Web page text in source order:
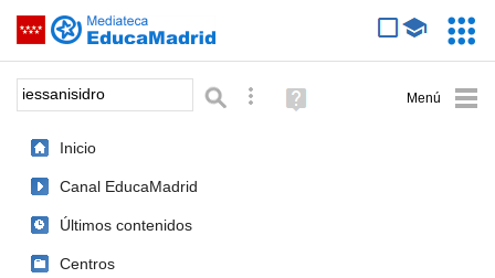
Saltar navegación
Palabra o frase: Búsqueda avanzada
Ayuda
(en
Inicio
Canal EducaMadrid
Últimos contenidos
Centros